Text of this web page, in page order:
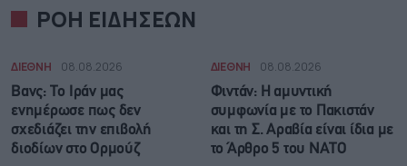
ΡΟΗ ΕΙΔΗΣΕΩΝ
ΔΙΕΘΝΗ 08.08.2026
Βανς: Το Ιράν μας
ενημέρωσε πως δεν
σχεδιάζει την επιβολή
διοδίων στο Ορμούζ
ΔΙΕΘΝΗ 08.08.2026
Φιντάν: Η αμυντική
συμφωνία με το Πακιστάν
και τη Σ. Αραβία είναι ίδια με
τo Άρθρο 5 του ΝΑΤΟ